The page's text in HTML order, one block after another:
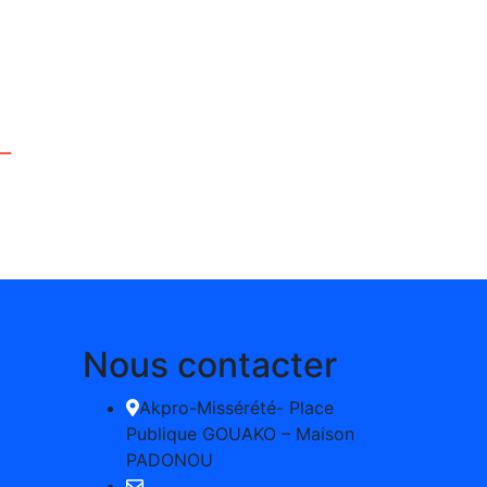
Nous contacter
Akpro-Missérété- Place
Publique GOUAKO – Maison
PADONOU